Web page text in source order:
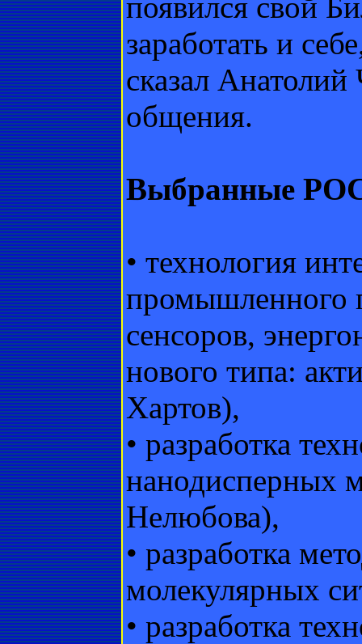
заработать и
сказал
общения.
Выбранные
• технология
промышленного
сенсоров,
нового типа:
Хартов),
• разработка
нанодисперных
Нелюбова),
• разработка
молекулярных
• разработка